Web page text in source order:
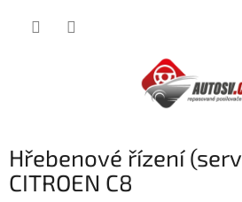
Hřebenové řízení
CITROEN C8